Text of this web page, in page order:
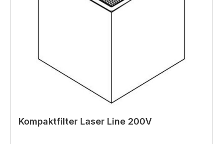
Kompaktfilter Laser Line 200V